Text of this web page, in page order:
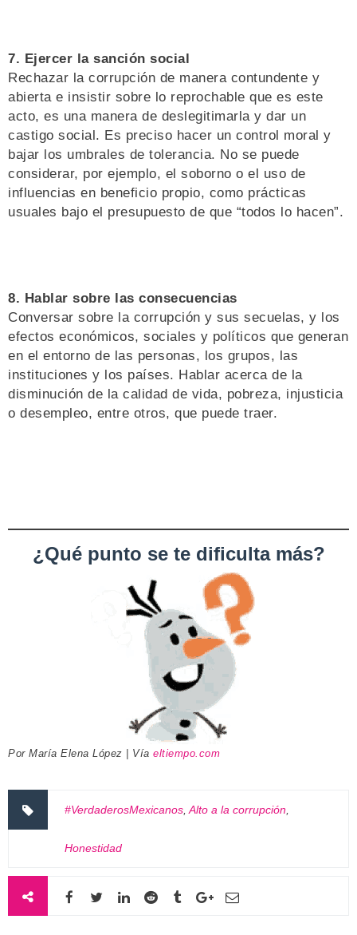
7. Ejercer la sanción social
Rechazar la corrupción de manera contundente y
abierta e insistir sobre lo reprochable que es este
acto, es una manera de deslegitimarla y dar un
castigo social. Es preciso hacer un control moral y
bajar los umbrales de tolerancia. No se puede
considerar, por ejemplo, el soborno o el uso de
influencias en beneficio propio, como prácticas
usuales bajo el presupuesto de que “todos lo hacen”.
8. Hablar sobre las consecuencias
Conversar sobre la corrupción y sus secuelas, y los
efectos económicos, sociales y políticos que generan
en el entorno de las personas, los grupos, las
instituciones y los países. Hablar acerca de la
disminución de la calidad de vida, pobreza, injusticia
o desempleo, entre otros, que puede traer.
¿Qué punto se te dificulta más?
Por María Elena López | Vía eltiempo.com
#VerdaderosMexicanos Alto a la corrupción
Honestidad